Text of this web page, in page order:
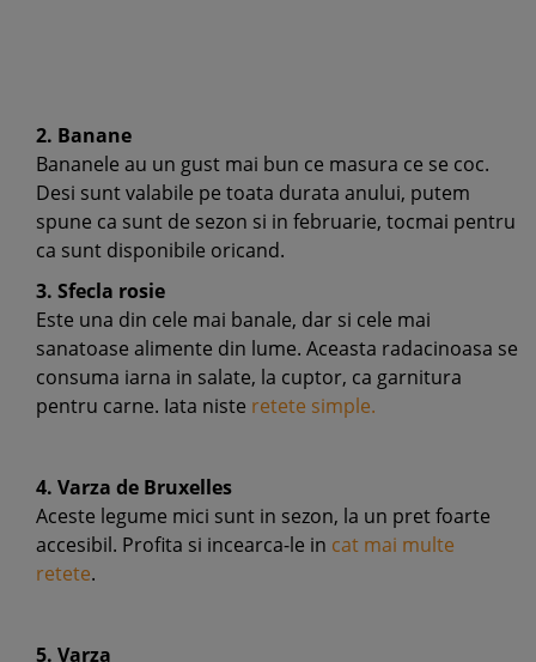
2. Banane
Bananele au un gust mai bun ce masura ce se coc.
Desi sunt valabile pe toata durata anului, putem
spune ca sunt de sezon si in februarie, tocmai pentru
ca sunt disponibile oricand.
3. Sfecla rosie
Este una din cele mai banale, dar si cele mai
sanatoase alimente din lume. Aceasta radacinoasa se
consuma iarna in salate, la cuptor, ca garnitura
pentru carne. Iata niste retete simple.
4. Varza de Bruxelles
Aceste legume mici sunt in sezon, la un pret foarte
accesibil. Profita si incearca-le in cat mai multe
retete.
5. Varza